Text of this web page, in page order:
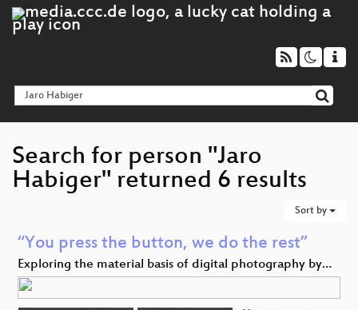
Search for person "Jaro
Habiger" returned 6 results
Sort by
“You press the button, we do the rest”
Exploring the material basis of digital photography by…